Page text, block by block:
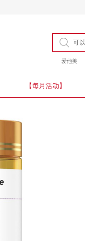
爱他美
【每月活动】